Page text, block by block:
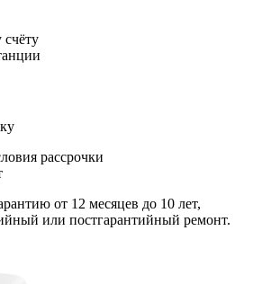
рассрочки
от 12 месяцев до 10 лет,
или постгарантийный ремонт.